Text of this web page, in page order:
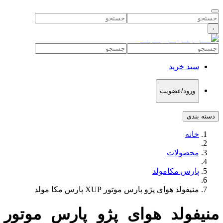
۰
سبد خرید
ورود/عضویت
دسته بندی
خانه
محصولات
پارس مکامولد
منیفولد هوای پژو پارس موتور XUP پارس مکا مولد
منیفولد هوای پژو پارس موتور